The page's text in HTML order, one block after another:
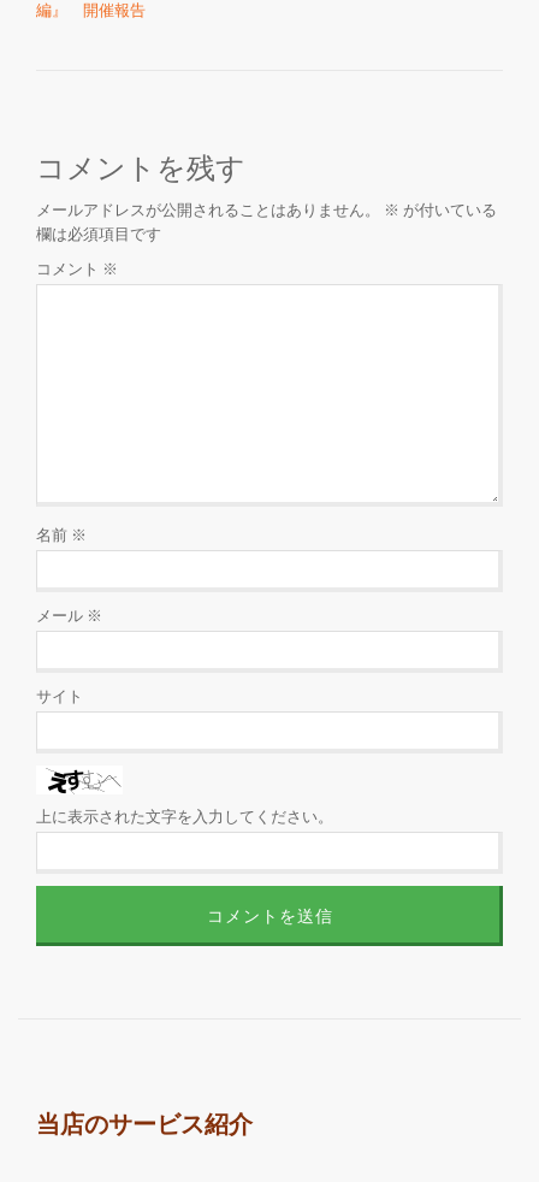
編』 開催報告
コメントを残す
メールアドレスが公開されることはありません。 ※ が付いている
欄は必須項目です
コメント ※
名前 ※
メール ※
サイト
上に表示された文字を入力してください。
当店のサービス紹介